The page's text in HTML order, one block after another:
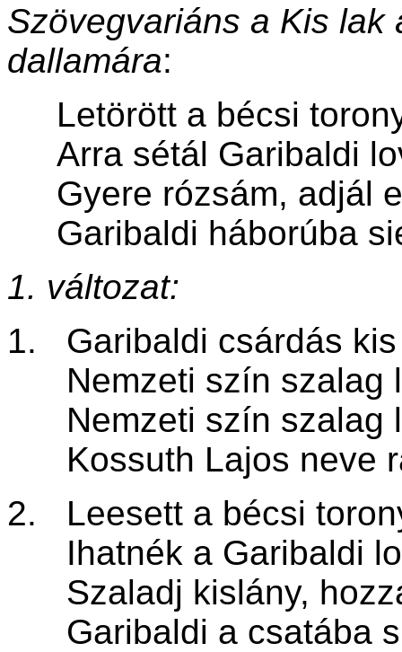
Szövegvariáns a Kis lak
dallamára:
Letörött a bécsi
Arra sétál Garibaldi
Gyere rózsám, adjál
Garibaldi háborúba
1. változat:
1. Garibaldi csárdás
Nemzeti szín szalag
Nemzeti szín szalag
Kossuth Lajos neve
2. Leesett a bécsi
Ihatnék a Garibaldi
Szaladj kislány,
Garibaldi a csatába